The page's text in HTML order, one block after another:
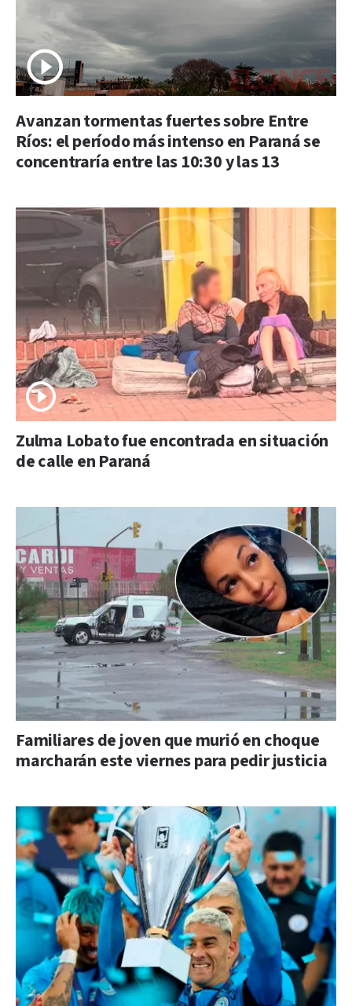
Avanzan tormentas fuertes sobre Entre
Ríos: el período más intenso en Paraná se
concentraría entre las 10:30 y las 13
Zulma Lobato fue encontrada en situación
de calle en Paraná
Familiares de joven que murió en choque
marcharán este viernes para pedir justicia